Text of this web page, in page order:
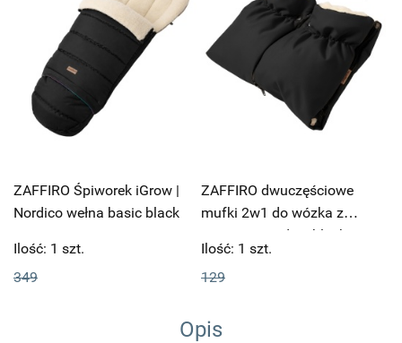
ZAFFIRO Śpiworek iGrow |
Nordico wełna basic black
349
Ilość: 1 szt.
ZAFFIRO dwuczęściowe
mufki 2w1 do wózka z
WEŁNĄ | Nordico black
czarne
129
Ilość: 1 szt.
Opis